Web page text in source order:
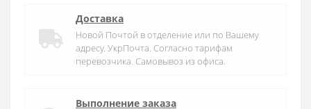
Доставка
Новой Почтой в отделение или по Вашему
адресу. УкрПочта. Согласно тарифам
перевозчика. Самовывоз из офиса.
Выполнение заказа